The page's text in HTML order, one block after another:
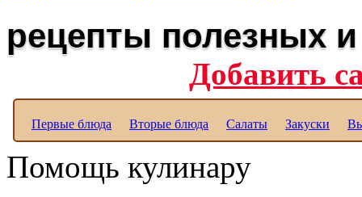
рецепты полезных
Добавить
Первые блюда Вторые блюда Салаты Закуски
Помощь кулинару